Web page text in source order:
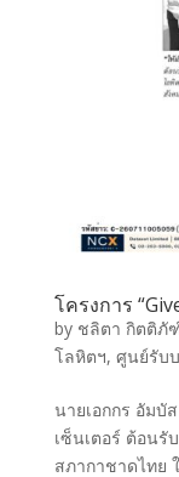
โครงการ
by ชลิตา กิตติภั
โลหิตฯ, ศูนย์รับ
นายเอกกร อัมบั
เซ็นเตอร์ ต้อน
สภากาชาดไทย